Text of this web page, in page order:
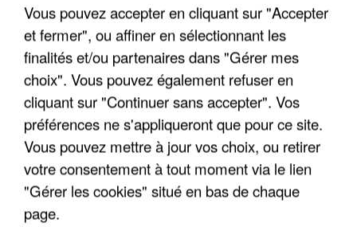
"ON A TOUS LE TRAC"
"ON N'EST PAS DES PARENTS
PARFAITS"
Vous pouvez accepter en cliquant sur "Accepter
et fermer", ou affiner en sélectionnant les
finalités et/ou partenaires dans "Gérer mes
choix". Vous pouvez également refuser en
cliquant sur "Continuer sans accepter". Vos
préférences ne s'appliqueront que pour ce site.
Vous pouvez mettre à jour vos choix, ou retirer
votre consentement à tout moment via le lien
"Gérer les cookies" situé en bas de chaque
page.